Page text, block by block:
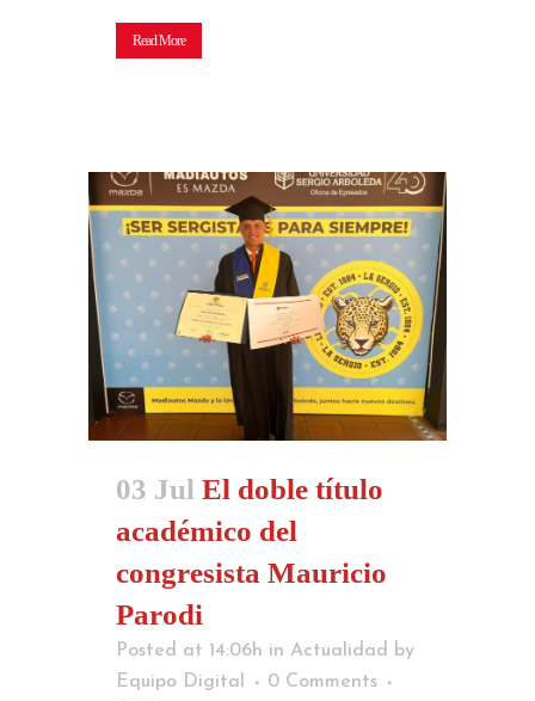
Read More
03 Jul El doble título
académico del
congresista Mauricio
Parodi
Posted at 14:06h in Actualidad
by
Equipo Digital
0 Comments